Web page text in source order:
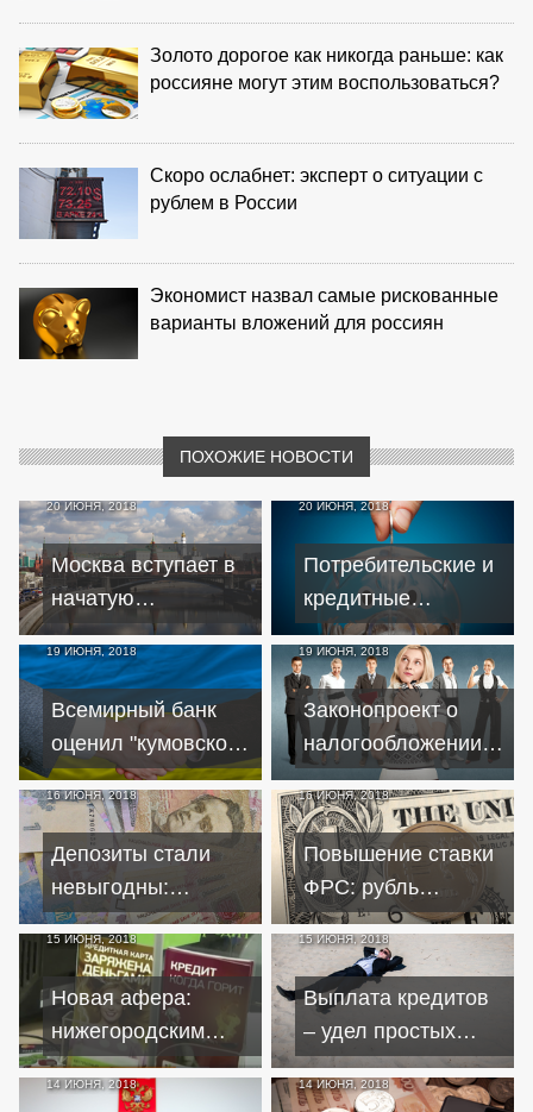
Золото дорогое как никогда раньше: как
россияне могут этим воспользоваться?
Скоро ослабнет: эксперт о ситуации с
рублем в России
Экономист назвал самые рискованные
варианты вложений для россиян
ПОХОЖИЕ НОВОСТИ
20 ИЮНЯ, 2018
Москва вступает в
начатую
Вашингтоном
торговую войну
20 ИЮНЯ, 2018
Потребительские и
кредитные
настроения:
сберегать или
тратить?
19 ИЮНЯ, 2018
Всемирный банк
оценил "кумовской
бизнес" в Украине
19 ИЮНЯ, 2018
Законопроект о
налогообложении
самозанятых
появится этой
осенью
16 ИЮНЯ, 2018
Депозиты стали
невыгодны:
украинцы начинают
забирать свои
деньги
16 ИЮНЯ, 2018
Повышение ставки
ФРС: рубль
удержался от
падения
15 ИЮНЯ, 2018
Новая афера:
нижегородским
пенсионерам
активно
15 ИЮНЯ, 2018
Выплата кредитов
– удел простых
украинцев,
олигархам долги
14 ИЮНЯ, 2018 14 ИЮНЯ, 2018